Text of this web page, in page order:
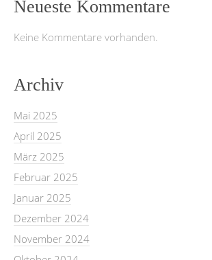
Neueste Kommentare
Keine Kommentare vorhanden.
Archiv
Mai 2025
April 2025
März 2025
Februar 2025
Januar 2025
Dezember 2024
November 2024